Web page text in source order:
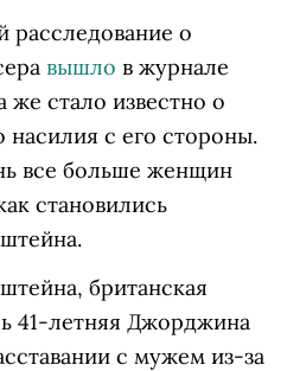
расследование о
вышло в журнале
же стало известно о
насилия с его стороны.
все больше женщин
становились
британская
41-летняя Джорджина
с мужем из-за